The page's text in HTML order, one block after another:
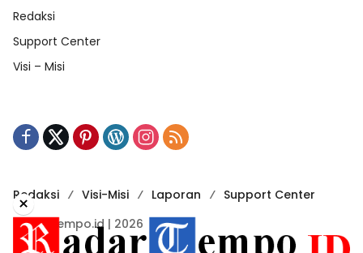
Redaksi
Support Center
Visi – Misi
Redaksi Visi-Misi Laporan
Support Center
RadarTempo.id | 2026
×